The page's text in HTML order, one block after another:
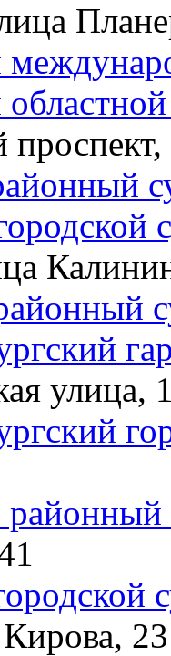
улица,
районный
23